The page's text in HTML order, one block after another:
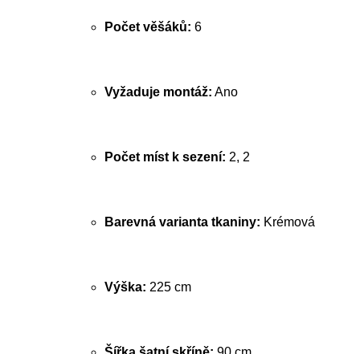
Počet věšáků: 6
Vyžaduje montáž: Ano
Počet míst k sezení: 2, 2
Barevná varianta tkaniny: Krémová
Výška: 225 cm